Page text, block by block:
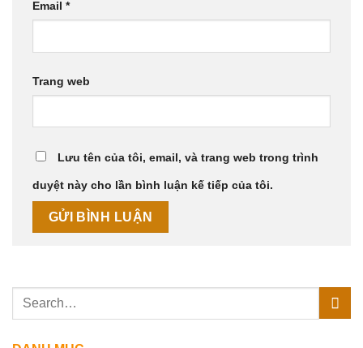
Email *
Trang web
Lưu tên của tôi, email, và trang web trong trình
duyệt này cho lần bình luận kế tiếp của tôi.